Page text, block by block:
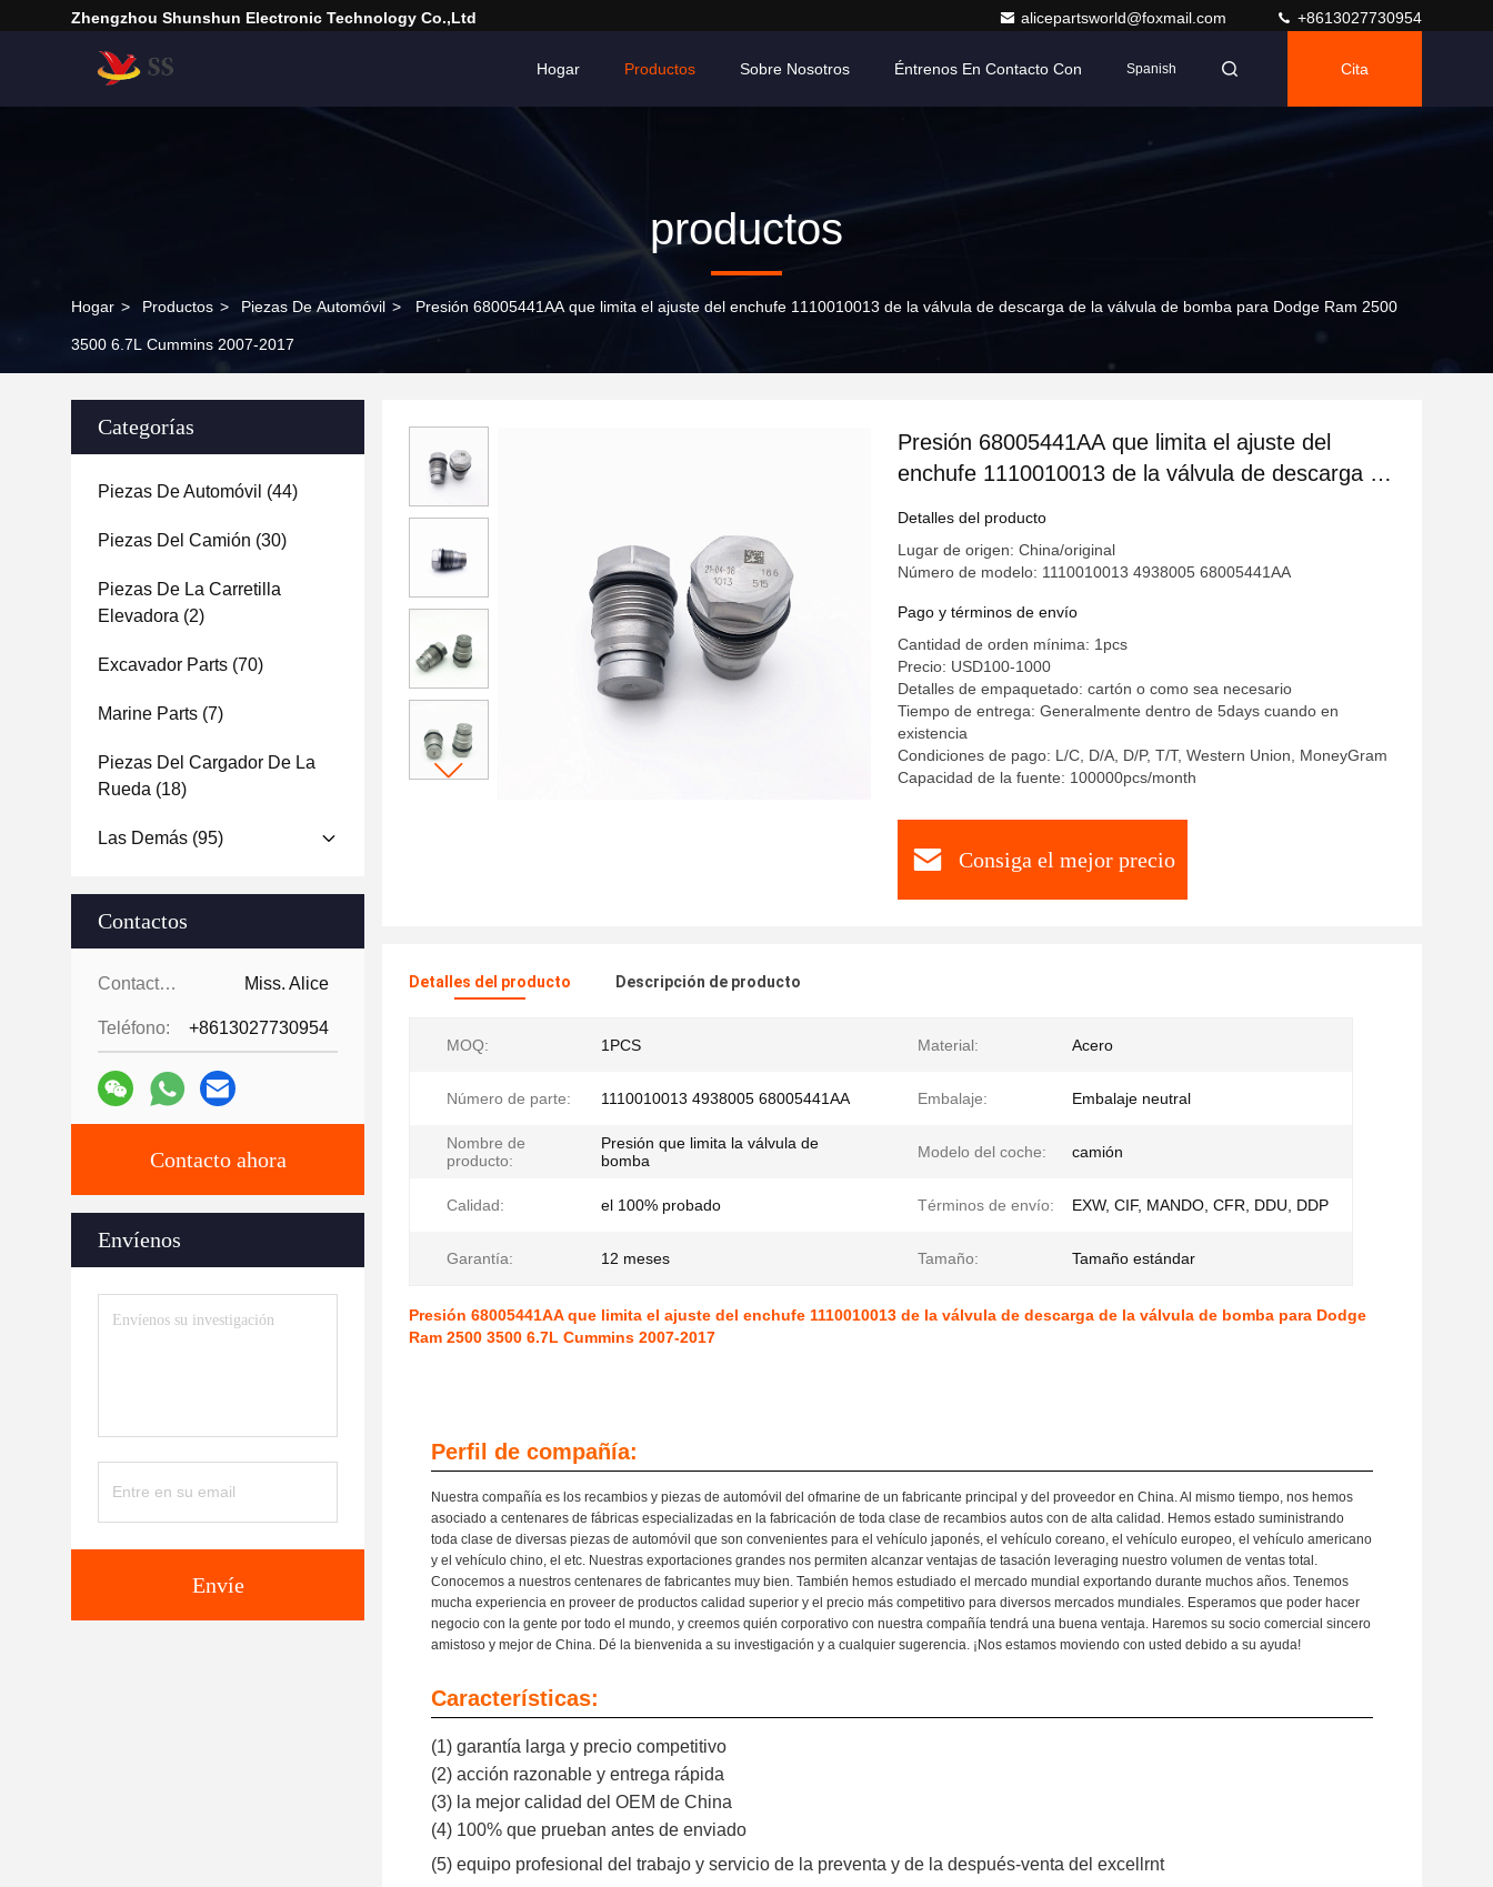
Zhengzhou Shunshun Electronic Technology Co.,Ltd alicepartsworld@foxmail.com +8613027730954
Hogar Productos Sobre Nosotros Éntrenos En Contacto Con Spanish Cita
productos
Hogar > Productos > Piezas De Automóvil > Presión 68005441AA que limita el ajuste del enchufe 1110010013 de la válvula de descarga de la válvula de bomba para Dodge Ram 2500
3500 6.7L Cummins 2007-2017
Categorías
Piezas De Automóvil (44)
Piezas Del Camión (30)
Piezas De La Carretilla
Elevadora (2)
Excavador Parts (70)
Marine Parts (7)
Piezas Del Cargador De La
Rueda (18)
Las Demás (95)
Contactos
Contactos: Miss. Alice
Teléfono: +8613027730954
Contacto ahora
Envíenos
Envíe
Presión 68005441AA que limita el ajuste del
enchufe 1110010013 de la válvula de descarga de
Detalles del producto
Lugar de origen: China/original
Número de modelo: 1110010013 4938005 68005441AA
Pago y términos de envío
Cantidad de orden mínima: 1pcs
Precio: USD100-1000
Detalles de empaquetado: cartón o como sea necesario
Tiempo de entrega: Generalmente dentro de 5days cuando en
existencia
Condiciones de pago: L/C, D/A, D/P, T/T, Western Union, MoneyGram
Capacidad de la fuente: 100000pcs/month
Consiga el mejor precio
Detalles del producto Descripción de producto
MOQ: 1PCS Material: Acero
Número de parte: 1110010013 4938005 68005441AA Embalaje: Embalaje neutral
Nombre de
producto:
Presión que limita la válvula de
bomba
Modelo del coche: camión
Calidad: el 100% probado Términos de envío: EXW, CIF, MANDO, CFR, DDU, DDP
Garantía: 12 meses Tamaño: Tamaño estándar
Presión 68005441AA que limita el ajuste del enchufe 1110010013 de la válvula de descarga de la válvula de bomba para Dodge
Ram 2500 3500 6.7L Cummins 2007-2017
Perfil de compañía:
Nuestra compañía es los recambios y piezas de automóvil del ofmarine de un fabricante principal y del proveedor en China. Al mismo tiempo, nos hemos
asociado a centenares de fábricas especializadas en la fabricación de toda clase de recambios autos con de alta calidad. Hemos estado suministrando
toda clase de diversas piezas de automóvil que son convenientes para el vehículo japonés, el vehículo coreano, el vehículo europeo, el vehículo americano
y el vehículo chino, el etc. Nuestras exportaciones grandes nos permiten alcanzar ventajas de tasación leveraging nuestro volumen de ventas total.
Conocemos a nuestros centenares de fabricantes muy bien. También hemos estudiado el mercado mundial exportando durante muchos años. Tenemos
mucha experiencia en proveer de productos calidad superior y el precio más competitivo para diversos mercados mundiales. Esperamos que poder hacer
negocio con la gente por todo el mundo, y creemos quién corporativo con nuestra compañía tendrá una buena ventaja. Haremos su socio comercial sincero
amistoso y mejor de China. Dé la bienvenida a su investigación y a cualquier sugerencia. ¡Nos estamos moviendo con usted debido a su ayuda!
Características:
(1) garantía larga y precio competitivo
(2) acción razonable y entrega rápida
(3) la mejor calidad del OEM de China
(4) 100% que prueban antes de enviado
(5) equipo profesional del trabajo y servicio de la preventa y de la después-venta del excellrnt